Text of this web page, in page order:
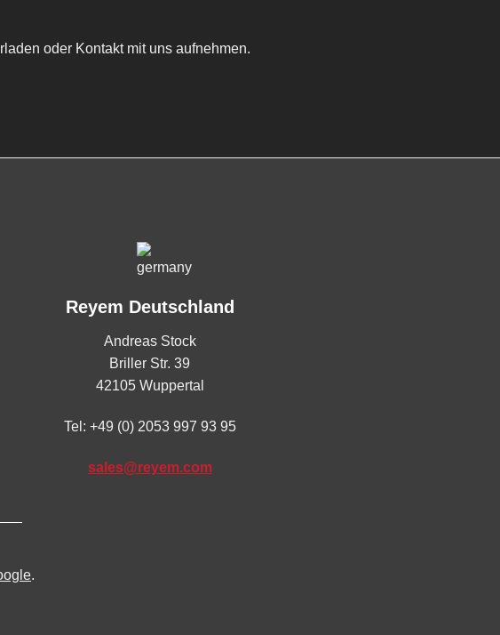
oder Kontakt mit uns aufnehmen.
Reyem Deutschland
Andreas Stock
Briller Str. 39
42105 Wuppertal
Tel: +49 (0) 2053 997 93 95
sales@reyem.com
.